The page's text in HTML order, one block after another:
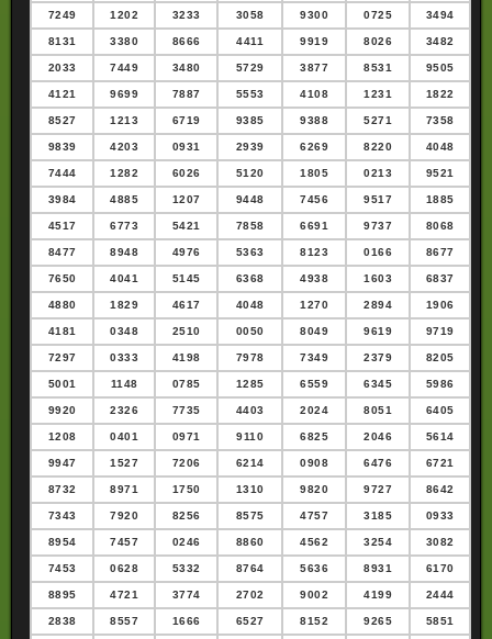
7249 1202 3233 3058 9300 0725 3494
8131 3380 8666 4411 9919 8026 3482
2033 7449 3480 5729 3877 8531 9505
4121 9699 7887 5553 4108 1231 1822
8527 1213 6719 9385 9388 5271 7358
9839 4203 0931 2939 6269 8220 4048
7444 1282 6026 5120 1805 0213 9521
3984 4885 1207 9448 7456 9517 1885
4517 6773 5421 7858 6691 9737 8068
8477 8948 4976 5363 8123 0166 8677
7650 4041 5145 6368 4938 1603 6837
4880 1829 4617 4048 1270 2894 1906
4181 0348 2510 0050 8049 9619 9719
7297 0333 4198 7978 7349 2379 8205
5001 1148 0785 1285 6559 6345 5986
9920 2326 7735 4403 2024 8051 6405
1208 0401 0971 9110 6825 2046 5614
9947 1527 7206 6214 0908 6476 6721
8732 8971 1750 1310 9820 9727 8642
7343 7920 8256 8575 4757 3185 0933
8954 7457 0246 8860 4562 3254 3082
7453 0628 5332 8764 5636 8931 6170
8895 4721 3774 2702 9002 4199 2444
2838 8557 1666 6527 8152 9265 5851